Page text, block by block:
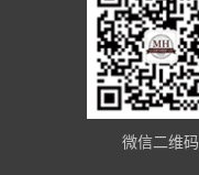
微信二维码